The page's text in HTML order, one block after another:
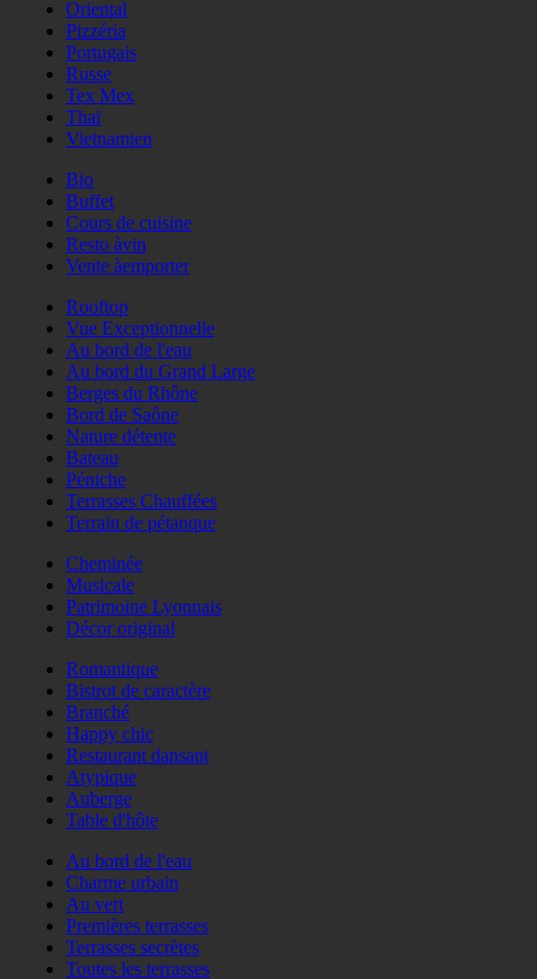
Oriental
Pizzéria
Portugais
Russe
Tex Mex
Thaï
Vietnamien
Bio
Buffet
Cours de cuisine
Resto àvin
Vente àemporter
Rooftop
Vue Exceptionnelle
Au bord de l'eau
Au bord du Grand Large
Berges du Rhône
Bord de Saône
Nature détente
Bateau
Péniche
Terrasses Chauffées
Terrain de pétanque
Cheminée
Musicale
Patrimoine Lyonnais
Décor original
Romantique
Bistrot de caractère
Branché
Happy chic
Restaurant dansant
Atypique
Auberge
Table d'hôte
Au bord de l'eau
Charme urbain
Au vert
Premières terrasses
Terrasses secrètes
Toutes les terrasses